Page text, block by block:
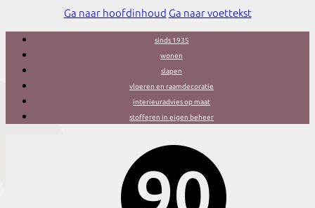
Ga naar hoofdinhoud Ga naar voettekst
sinds 1935
wonen
slapen
vloeren en raamdecoratie
interieuradvies op maat
stofferen in eigen beheer